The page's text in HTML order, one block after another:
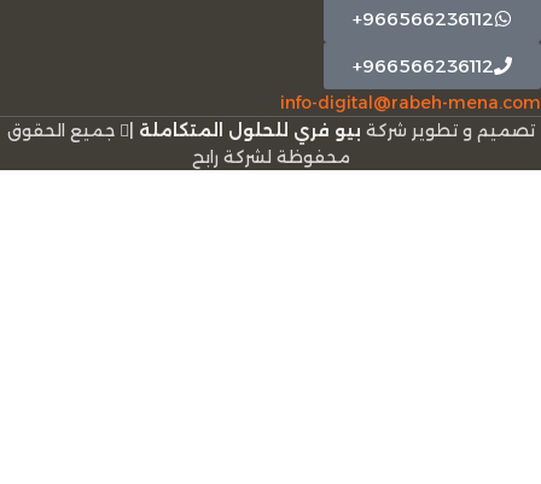
966566236112+
966566236112+
info-digital@rabeh-mena.com
تصميم و تطوير شركة بيو فري للحلول المتكاملة
ﺟﻤﻴﻊ اﻟﺤﻘﻮق
ﻣﺤﻔﻮﻇﺔ لشرﻛﺔ رابح